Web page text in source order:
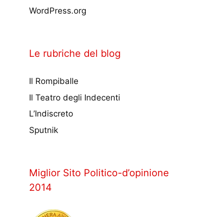
WordPress.org
Le rubriche del blog
Il Rompiballe
Il Teatro degli Indecenti
L’Indiscreto
Sputnik
Miglior Sito Politico-d’opinione
2014